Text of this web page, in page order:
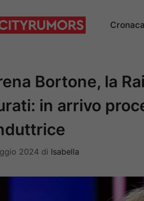
Cronaca
Bortone, la
in arrivo
2024 di Isabella